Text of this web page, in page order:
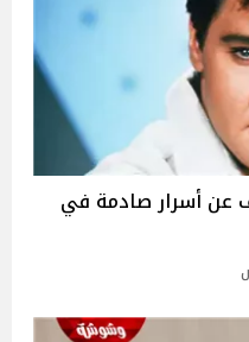
عن أسرار صادمة في